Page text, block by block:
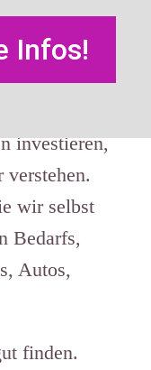
investieren,
wir selbst
Bedarfs,
Autos,
finden.
Infos!